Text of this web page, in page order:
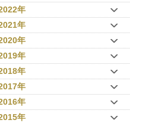
年
年
年
年
年
年
年
年